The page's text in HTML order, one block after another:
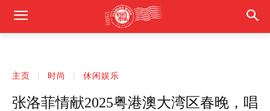
主页 时尚 休闲娱乐
张洛菲情献2025粤港澳大湾区春晚，唱